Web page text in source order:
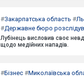
#Закарпатська область #
#Державне бюро
Лубінець висловив своє
щодо медійних нападів.
#Бізнес #Миколаївська